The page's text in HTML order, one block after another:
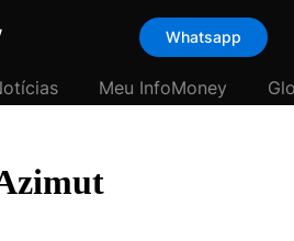
Whatsapp
Meu InfoMoney